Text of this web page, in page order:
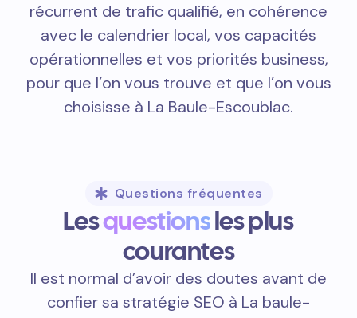
récurrent de trafic qualifié, en cohérence
avec le calendrier local, vos capacités
opérationnelles et vos priorités business,
pour que l’on vous trouve et que l’on vous
choisisse à La Baule-Escoublac.
Questions fréquentes
Lesquestionsles plus
courantes
Il est normal d’avoir des doutes avant de
confier sa stratégie SEO à La baule-